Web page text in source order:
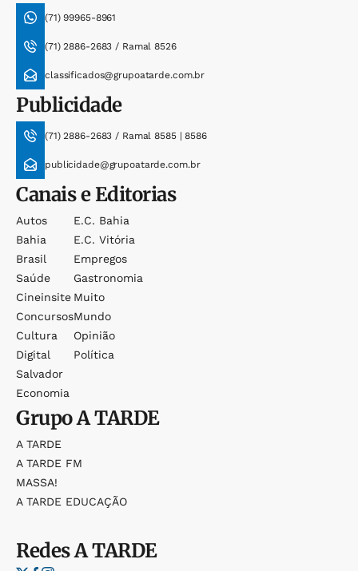
(71) 99965-8961
(71) 2886-2683 / Ramal 8526
classificados@grupoatarde.com.br
Publicidade
(71) 2886-2683 / Ramal 8585 | 8586
publicidade@grupoatarde.com.br
Canais e Editorias
Autos
Bahia
Brasil
Saúde
Cineinsite
Concursos
Cultura
Digital
Salvador
Economia
E.c. Bahia
E.c. Vitória
Empregos
Gastronomia
Muito
Mundo
Opinião
Política
GrupoA TARDE
A TARDE
A TARDE FM
MASSA!
A TARDE EDUCAÇÃO
RedesA TARDE